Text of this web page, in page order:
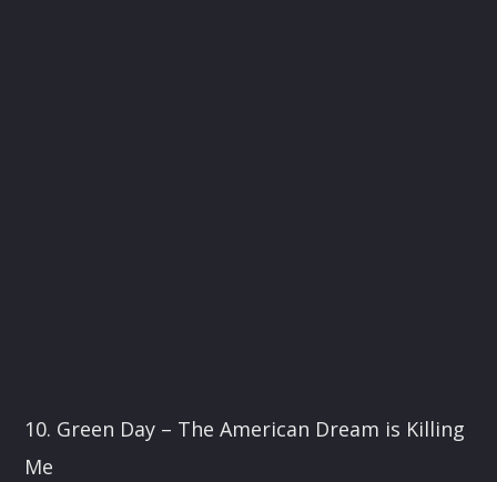
10. Green Day – The American Dream is Killing
Me